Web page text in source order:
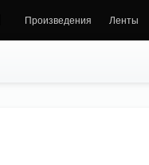
Произведения Ленты